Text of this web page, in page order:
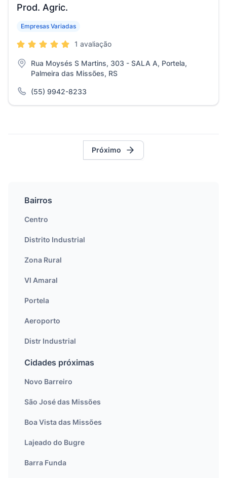
Prod. Agric.
Empresas Variadas
1 avaliação
Rua Moysés S Martins, 303 - SALA A, Portela,
Palmeira das Missões, RS
(55) 9942-8233
Próximo
Bairros
Centro
Distrito Industrial
Zona Rural
Vl Amaral
Portela
Aeroporto
Distr Industrial
Cidades próximas
Novo Barreiro
São José das Missões
Boa Vista das Missões
Lajeado do Bugre
Barra Funda